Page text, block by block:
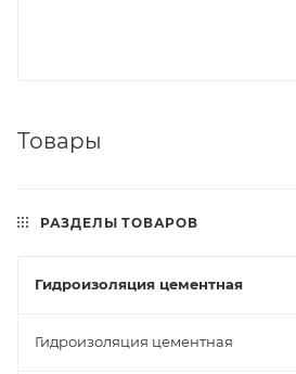
Товары
РАЗДЕЛЫ ТОВАРОВ
Гидроизоляция цементная
Гидроизоляция цементная